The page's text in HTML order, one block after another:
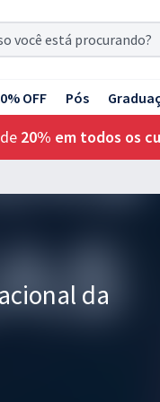
OFF Pós
20% em todos os
da